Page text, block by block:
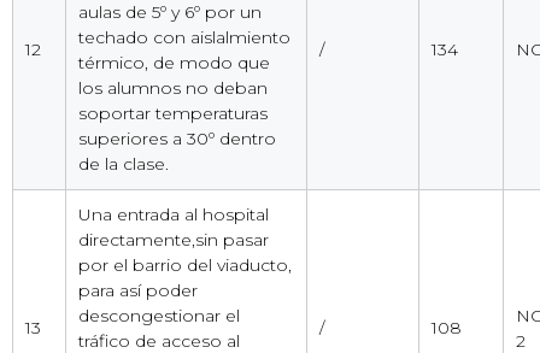
12
aulas de 5º y 6º por un
techado con aislalmiento
térmico, de modo que
los alumnos no deban
soportar temperaturas
superiores a 30º dentro
de la clase.
/ 134
13
Una entrada al hospital
directamente,sin pasar
por el barrio del viaducto,
para así poder
descongestionar el
tráfico de acceso al
/ 108
2